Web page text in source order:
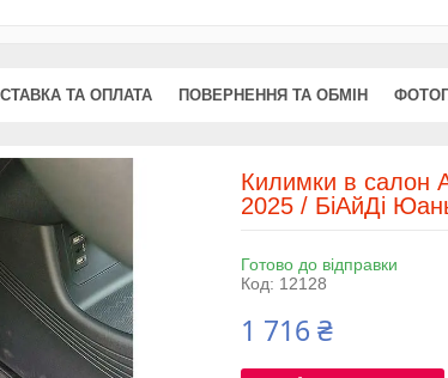
ТА ОПЛАТА ПОВЕРНЕННЯ ТА ОБМІН
Килимки в салон
2025 / БіАйДі
Готово до відправки
Код: 12128
1 716 ₴